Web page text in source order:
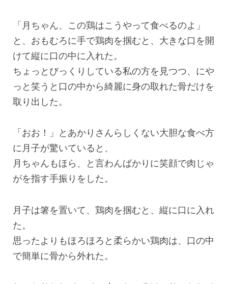
「月ちゃん、この鶏はこうやって食べるのよ」
と、おもむろに手で鶏肉を掴むと、大きな口を開
けて縦に口の中に入れた。
ちょっとびっくりしている私の方を見つつ、にや
っと笑うと口の中から綺麗に身の取れた骨だけを
取り出した。
「おお！」とあかりさんらしくない大胆な食べ方
に月子が驚いていると、
月ちゃんもほら、と言わんばかりに笑顔で肉じゃ
がを指す手振りをした。
月子は箸を置いて、鶏肉を掴むと、縦に口に入れ
た。
思ったよりもほろほろと柔らかい鶏肉は、口の中
で簡単に骨から外れた。